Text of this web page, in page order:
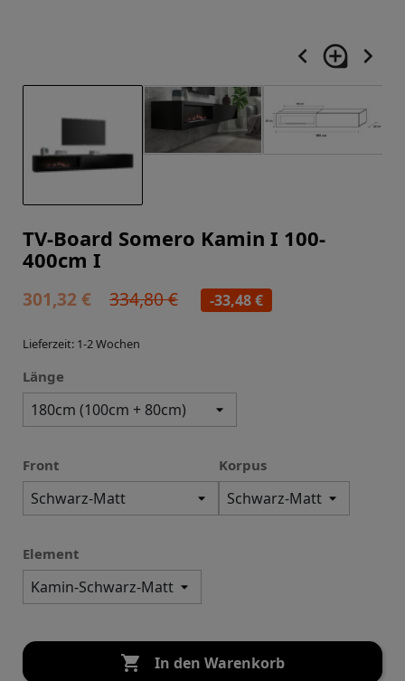
navigate_before loupe navigate_next
TV-Board Somero Kamin I 100-
400cm I
301,32 € 334,80 € -33,48 €
Lieferzeit: 1-2 Wochen
Länge
Front Korpus
Element
 In den Warenkorb